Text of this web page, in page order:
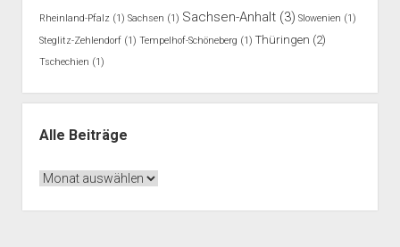
Rheinland-Pfalz (1) Sachsen (1) Sachsen-Anhalt(3) Slowenien (1)
Steglitz-Zehlendorf(1) Tempelhof-Schöneberg (1) Thüringen (2)
Tschechien (1)
Alle Beiträge
Alle